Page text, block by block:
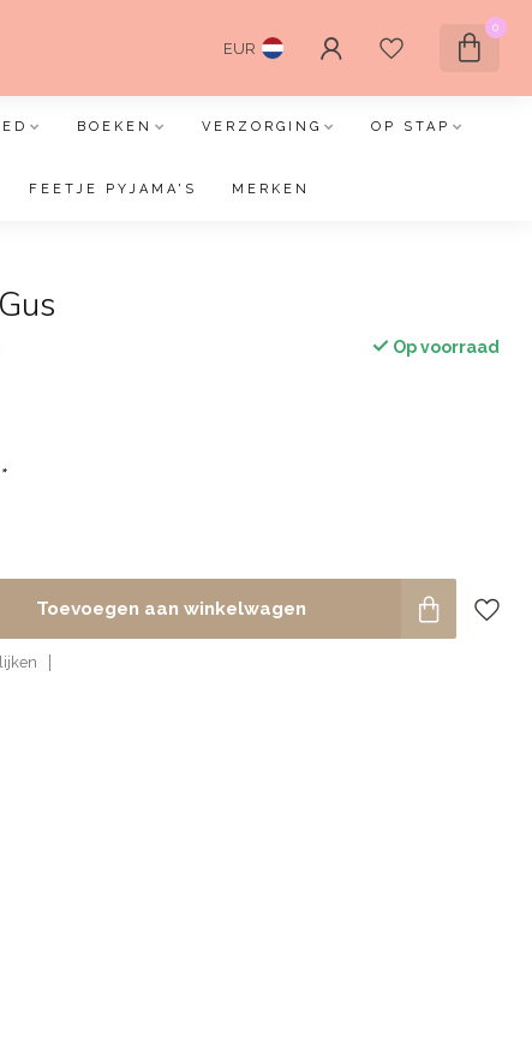
EUR
0
BOEKEN VERZORGING OP STAP
FEETJE PYJAMA'S MERKEN
Op voorraad
*
Toevoegen aan winkelwagen